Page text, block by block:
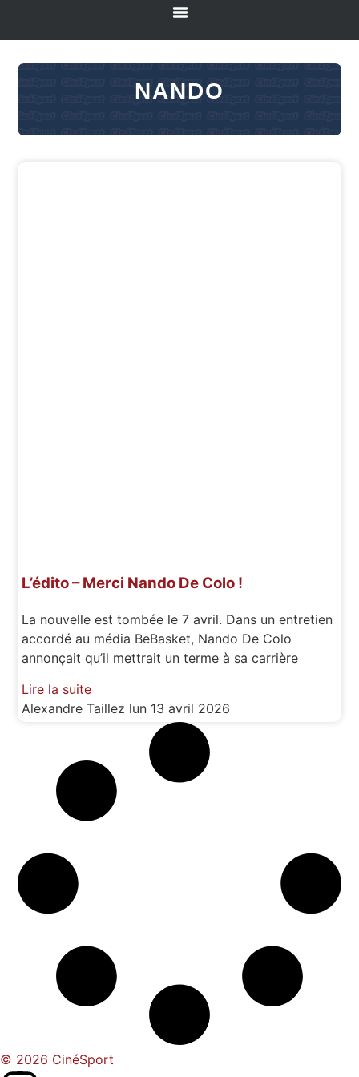
NANDO
L’édito – Merci Nando De Colo !
La nouvelle est tombée le 7 avril. Dans un entretien
accordé au média BeBasket, Nando De Colo
annonçait qu’il mettrait un terme à sa carrière
Lire la suite
Alexandre Taillez lun 13 avril 2026
© 2026 CinéSport